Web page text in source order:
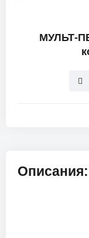
МУЛЬТ-
Описания: